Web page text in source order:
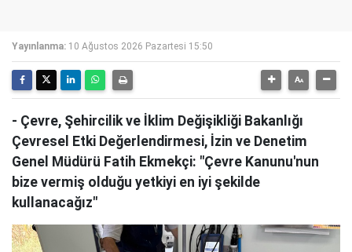
Yayınlanma: 10 Ağustos 2026 Pazartesi 15:50
- Çevre, Şehircilik ve İklim Değişikliği Bakanlığı
Çevresel Etki Değerlendirmesi, İzin ve Denetim
Genel Müdürü Fatih Ekmekçi: "Çevre Kanunu'nun
bize vermiş olduğu yetkiyi en iyi şekilde
kullanacağız"